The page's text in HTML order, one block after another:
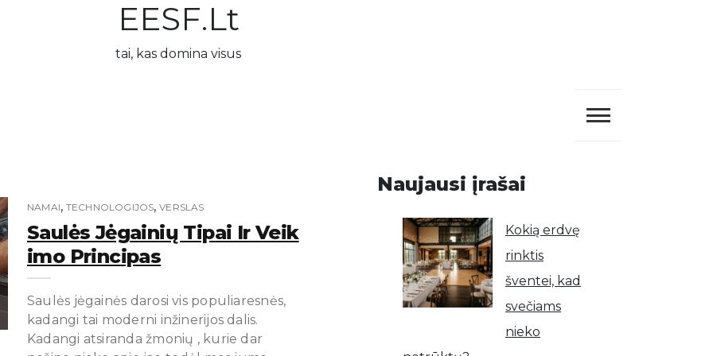
EESF.lt
tai, kas domina visus
NAMAI, TECHNOLOGIJOS,VERSLAS
Saulės Jėgainių Tipai Ir Veik
Imo Principas
Saulės jėgainės darosi vis populiaresnės,
kadangi tai moderni inžinerijos dalis.
Kadangi atsiranda žmonių , kurie dar
Naujausi įrašai
Kokią erdvę
rinktis
šventei, kad
svečiams
nieko